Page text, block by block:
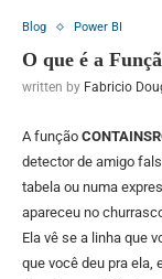
Blog Power BI
O que é a
written by Fabricio
A função
detector de amigo
tabela ou numa
apareceu no
Ela vê se a linha que
que você deu pra ela,